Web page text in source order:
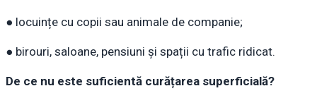
● locuințe cu copii sau animale de companie;
● birouri, saloane, pensiuni și spații cu trafic ridicat.
De ce nu este suficientă curățarea superficială?